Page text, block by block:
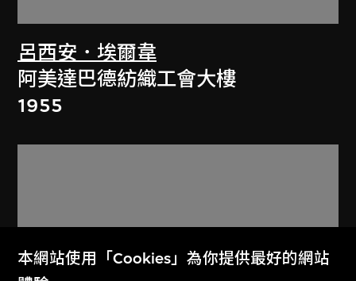
呂西安．埃爾韋
阿美達巴德紡織工會大樓
1955
本網站使用「Cookies」為你提供最好的網站